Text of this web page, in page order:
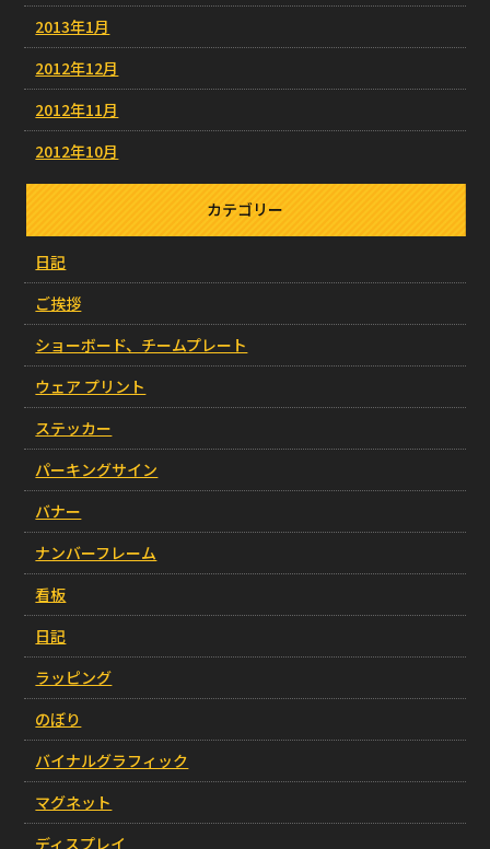
2013年1月
2012年12月
2012年11月
2012年10月
カテゴリー
日記
ご挨拶
ショーボード、チームプレート
ウェア プリント
ステッカー
パーキングサイン
バナー
ナンバーフレーム
看板
日記
ラッピング
のぼり
バイナルグラフィック
マグネット
ディスプレイ